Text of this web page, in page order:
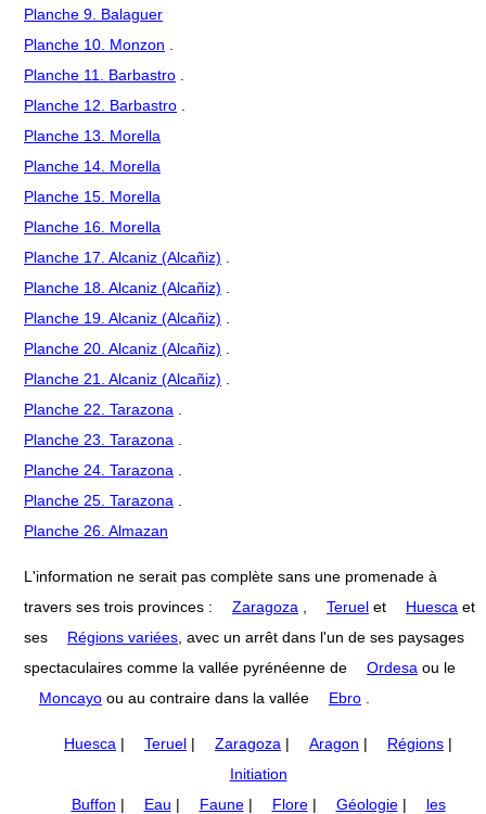
Planche 9. Balaguer
Planche 10. Monzon
Planche 11. Barbastro
Planche 12. Barbastro
Planche 13. Morella
Planche 14. Morella
Planche 15. Morella
Planche 16. Morella
Planche 17. Alcaniz (Alcañiz)
Planche 18. Alcaniz (Alcañiz)
Planche 19. Alcaniz (Alcañiz)
Planche 20. Alcaniz (Alcañiz)
Planche 21. Alcaniz (Alcañiz)
Planche 22. Tarazona
Planche 23. Tarazona
Planche 24. Tarazona
Planche 25. Tarazona
Planche 26. Almazan
L'information ne serait pas complète sans une promenade à
travers ses trois provinces :
Zaragoza Teruel et Huesca et
ses
Régions variées , avec un arrêt dans l'un de ses paysages
spectaculaires comme la vallée pyrénéenne de
Ordesa ou le
Moncayo ou au contraire dans la vallée Ebro
Huesca | Teruel | Zaragoza | Aragon | Régions |
Initiation
Buffon | Eau | Faune| Flore| Géologie|
les